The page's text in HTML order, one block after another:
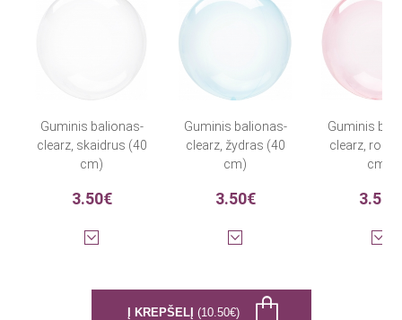
Guminis balionas-
clearz, skaidrus (40
cm)
3.50€
Guminis balionas-
clearz, žydras (40
cm)
3.50€
Guminis
clearz,
cm)
3.50€
Į KREPŠELĮ (10.50€)